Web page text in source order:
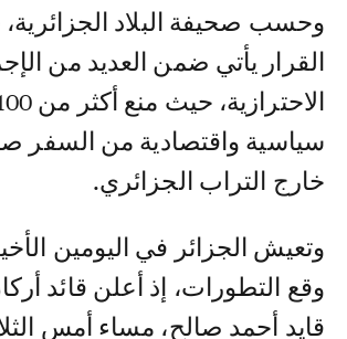
وحسب صحيفة البلاد الجزائرية، فإن هذا
القرار يأتي ضمن العديد من
سياسية واقتصادية من السفر
خارج التراب الجزائري.
وتعيش الجزائر في اليومين
وقع التطورات، إذ أعلن قائد
قايد أحمد صالح، مساء أمس